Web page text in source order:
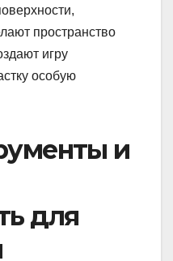
пространство
игру
особую
и
для